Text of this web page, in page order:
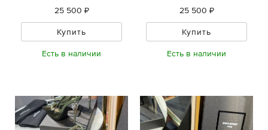
25 500 ₽
Купить
Есть в наличии
25 500 ₽
Купить
Есть в наличии